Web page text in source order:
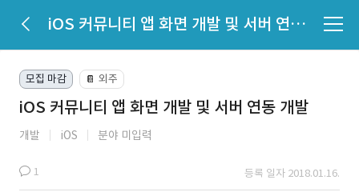
iOS 커뮤니티 앱 화면 개발 및 서버 연동 개발
모집 마감 📔 외주
iOS 커뮤니티 앱 화면 개발 및 서버 연동 개발
개발 iOS 분야 미입력
1 등록 일자 2018.01.16.